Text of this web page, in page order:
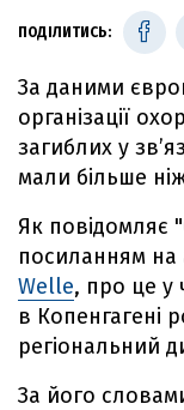
ПОДІЛИТИСЬ:
За даними
організації
загиблих у
мали більше
Як повідомляє
посиланням на
Welle, про це у
в Копенгагені
регіональний
За його